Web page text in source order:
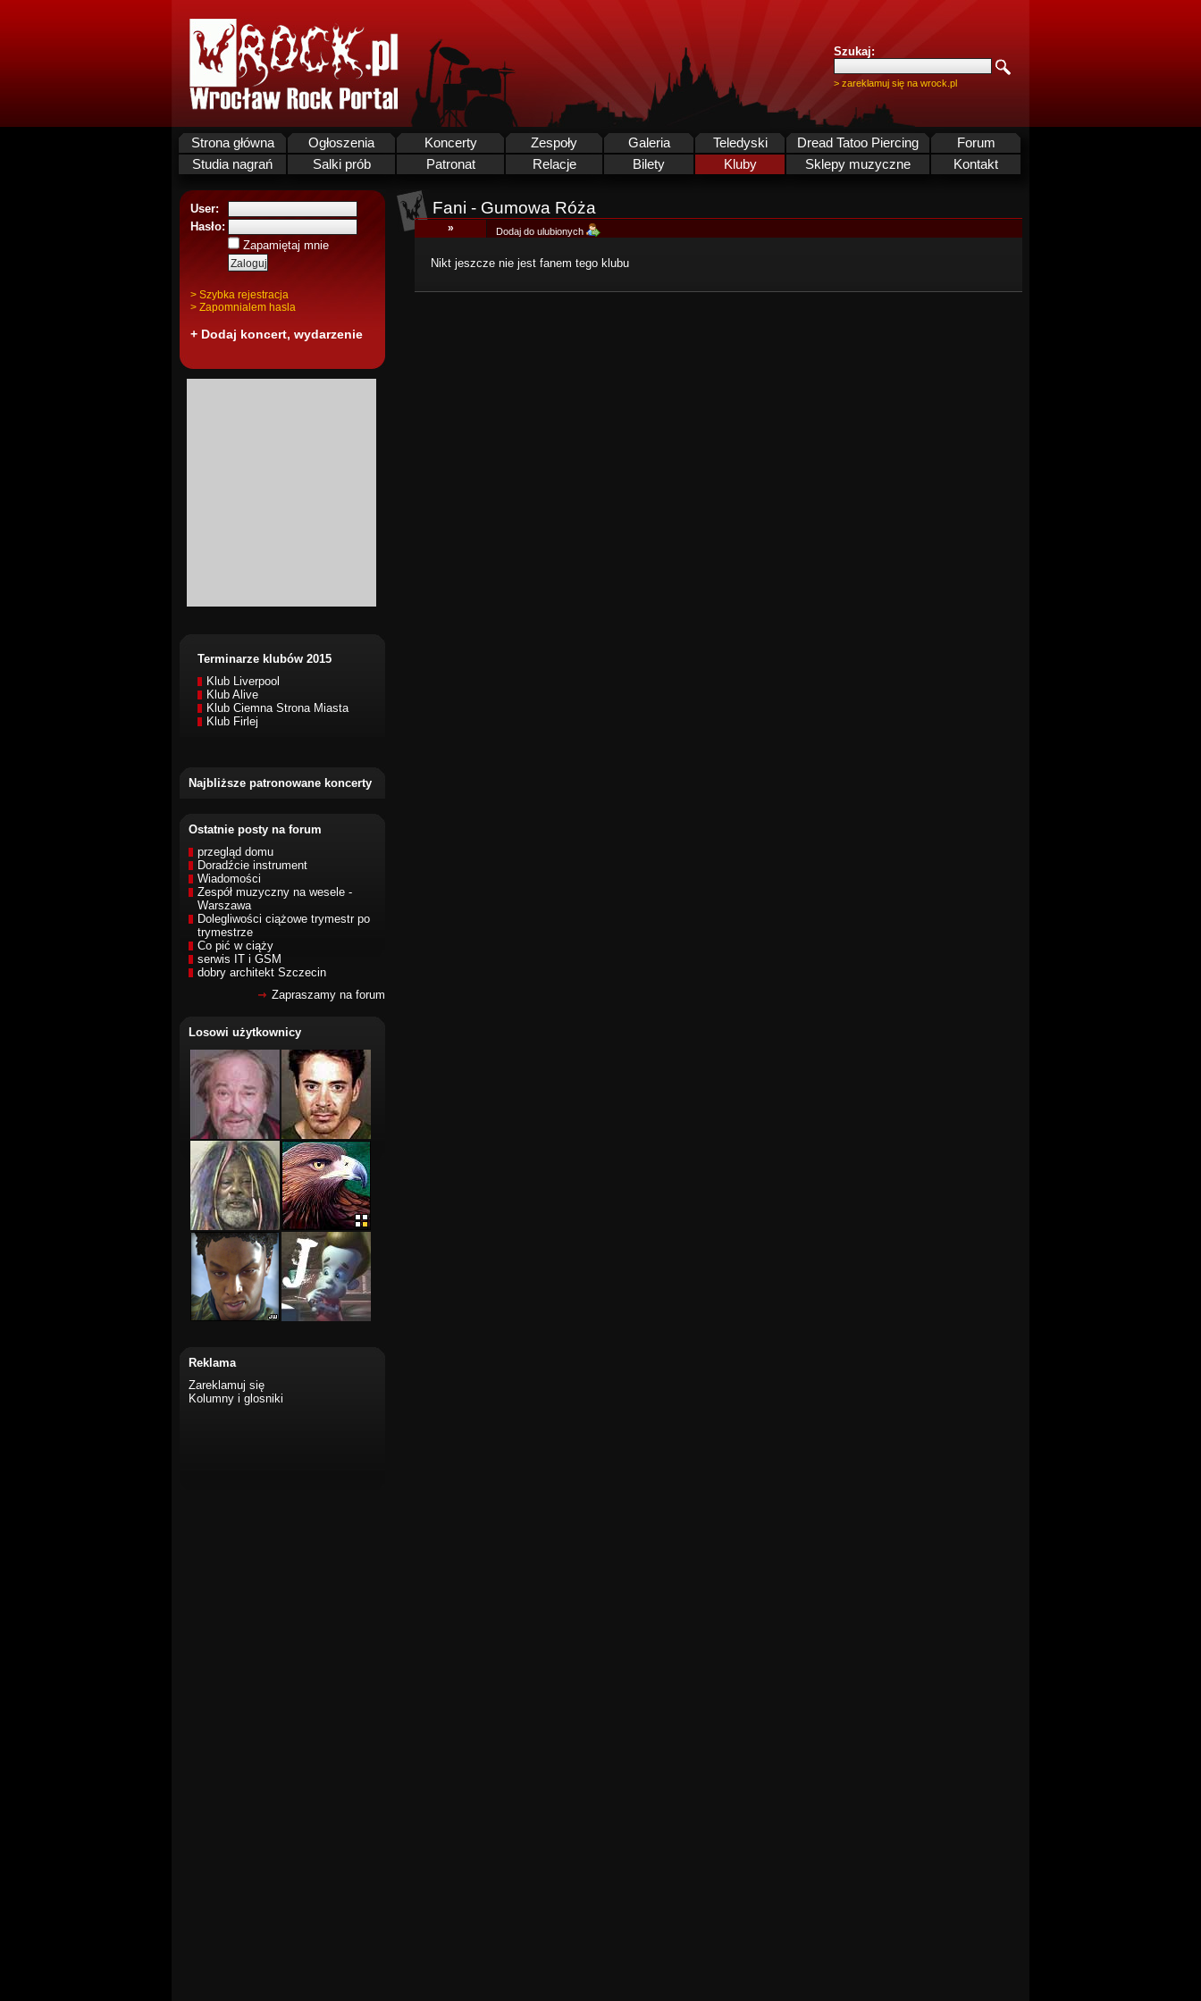
Szukaj:
> zareklamuj się na wrock.pl
Strona główna Ogłoszenia Koncerty Zespoły Galeria Teledyski Dread Tatoo Piercing
Forum
Studia nagrań
Salki prób Patronat Relacje Bilety Kluby Sklepy muzyczne Kontakt
User:
Hasło:
Zapamiętaj mnie
> Szybka rejestracja
> Zapomnialem hasla
+ Dodaj koncert, wydarzenie
Terminarze klubów 2015
Klub Liverpool
Klub Alive
Klub Ciemna Strona Miasta
Klub Firlej
Najbliższe patronowane koncerty
Ostatnie posty na forum
przegląd domu
Doradźcie instrument
Wiadomości
Zespół muzyczny na wesele -
Warszawa
Dolegliwości ciążowe trymestr po
trymestrze
Co pić w ciąży
serwis IT i GSM
dobry architekt Szczecin
Zapraszamy na forum
Losowi użytkownicy
Reklama
Zareklamuj się
Kolumny i glosniki
Fani - Gumowa Róża
» Dodaj do ulubionych
Nikt jeszcze nie jest fanem tego klubu